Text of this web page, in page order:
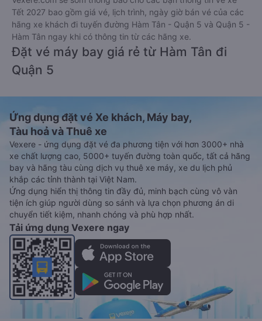
Tết 2027 bao gồm giá vé, lịch trình, ngày giờ bán vé của các
hãng xe khách đi tuyến đường Hàm Tân - Quận 5 và Quận 5 -
Hàm Tân ngay khi có thông tin từ các hãng xe.
Đặt vé máy bay giá rẻ từ Hàm Tân đi
Quận 5
Ứng dụng đặt vé Xe khách, Máy bay,
Tàu hoả và Thuê xe
Vexere - ứng dụng đặt vé đa phương tiện với hơn 3000+ nhà
xe chất lượng cao, 5000+ tuyến đường toàn quốc, tất cả hãng
bay và hãng tàu cùng dịch vụ thuê xe máy, xe du lịch phủ
khắp các tỉnh thành tại Việt Nam.
Ứng dụng hiển thị thông tin đầy đủ, minh bạch cùng vô vàn
tiện ích giúp người dùng so sánh và lựa chọn phương án di
chuyển tiết kiệm, nhanh chóng và phù hợp nhất.
Tải ứng dụng Vexere ngay